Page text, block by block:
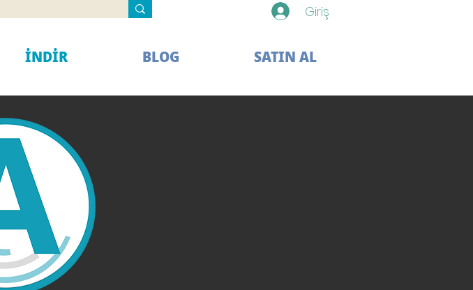
Giriş
İNDİR BLOG SATIN AL